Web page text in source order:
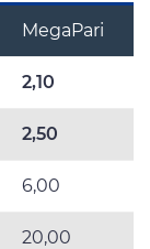
MegaPari
2,10
2,50
6,00
20,00